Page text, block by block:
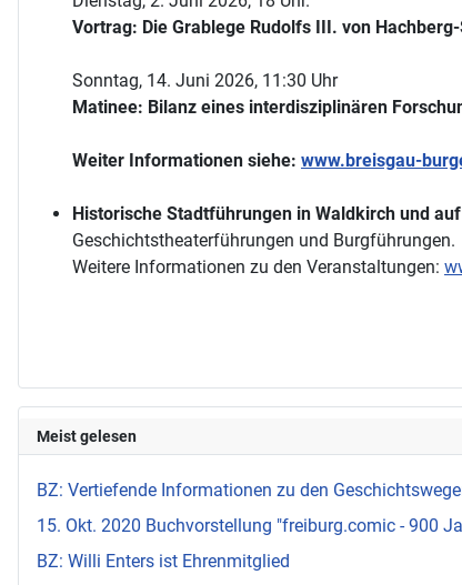
Vortrag: Die Grablege Rudolfs III. von
Sonntag, 14. Juni 2026, 11:30 Uhr
Matinee: Bilanz eines interdisziplinären
Weiter Informationen siehe: www.breisgau-
Historische Stadtführungen in Waldkirch und
Geschichtstheaterführungen und Burgführungen.
Weitere Informationen zu den Veranstaltungen:
Meist gelesen
BZ: Vertiefende Informationen zu den
15. Okt. 2020 Buchvorstellung "freiburg.comic - 900
BZ: Willi Enters ist Ehrenmitglied